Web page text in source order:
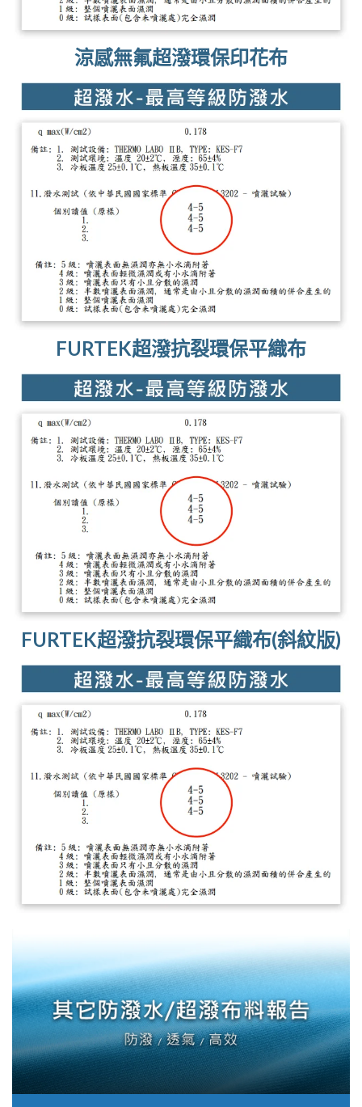
涼感無氟超潑環保印花布
FURTEK超潑抗裂環保平織布
FURTEK超潑抗裂環保平織布(斜紋版)